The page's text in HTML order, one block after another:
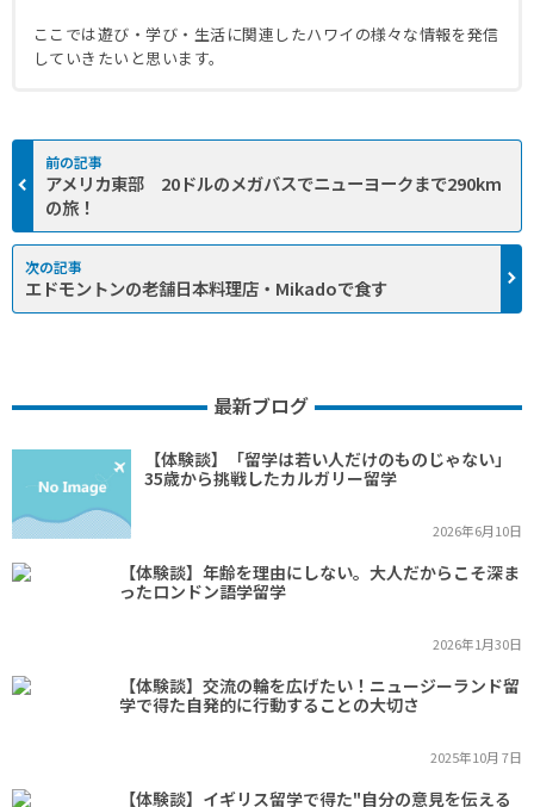
ここでは遊び・学び・生活に関連したハワイの様々な情報を発信
していきたいと思います。
アメリカ東部 20ドルのメガバスでニューヨークまで290km
の旅！
エドモントンの老舗日本料理店・Mikadoで食す
最新ブログ
【体験談】「留学は若い人だけのものじゃない」
35歳から挑戦したカルガリー留学
2026年6月10日
【体験談】年齢を理由にしない。大人だからこそ深ま
ったロンドン語学留学
2026年1月30日
【体験談】交流の輪を広げたい！ニュージーランド留
学で得た自発的に行動することの大切さ
2025年10月 7日
【体験談】イギリス留学で得た"自分の意見を伝える